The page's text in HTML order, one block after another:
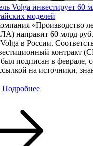
Volga инвестирует 60
моделей
«Производство
направит 60 млрд
в России.
контракт
подписан в феврале,
на источники,
Подробнее